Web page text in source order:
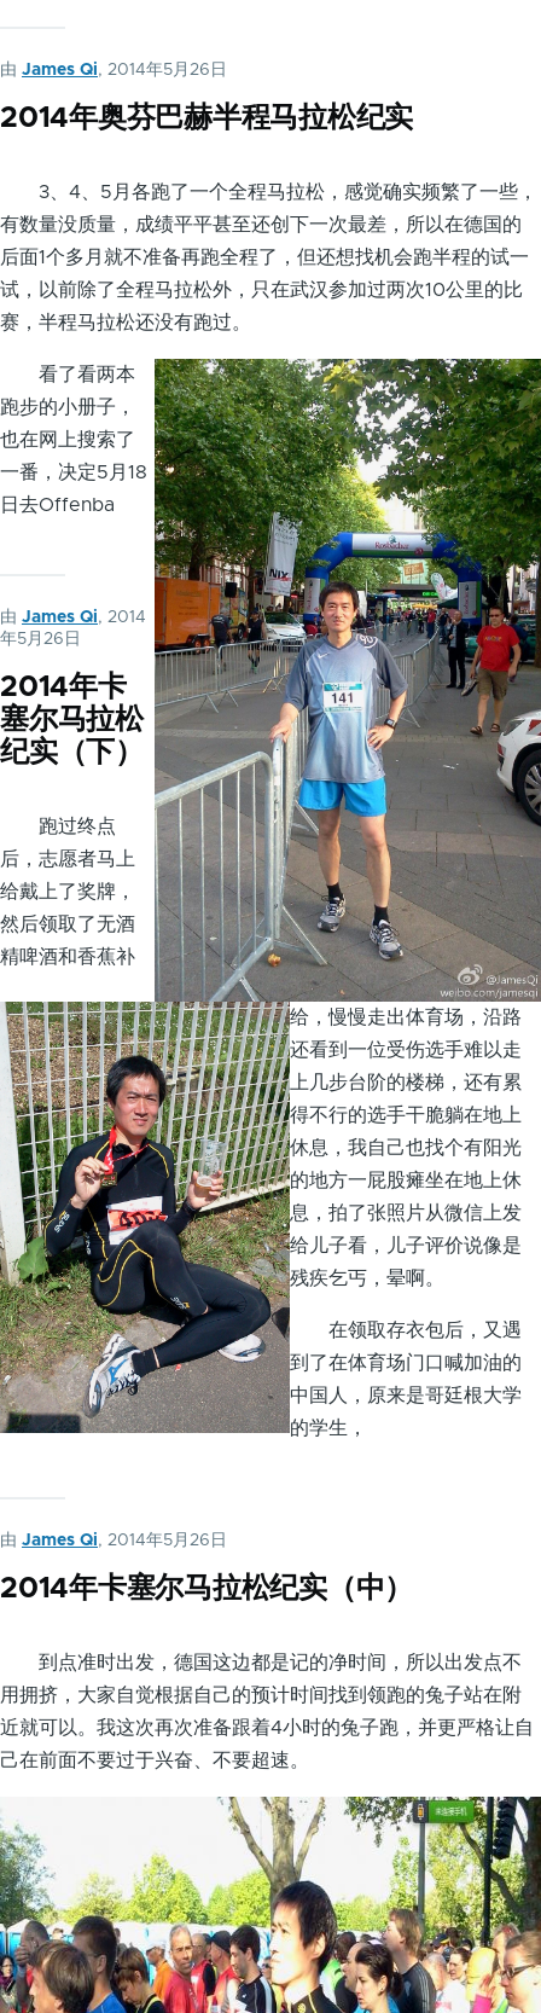
由 James Qi, 2014年5月26日
2014年奥芬巴赫半程马拉松纪实
3、4、5月各跑了一个全程马拉松，感觉确实频繁了一些，
有数量没质量，成绩平平甚至还创下一次最差，所以在德国的
后面1个多月就不准备再跑全程了，但还想找机会跑半程的试一
试，以前除了全程马拉松外，只在武汉参加过两次10公里的比
赛，半程马拉松还没有跑过。
看了看两本
跑步的小册子，
也在网上搜索了
一番，决定5月18
日去Offenba
由 James Qi, 2014
年5月26日
2014年卡
塞尔马拉松
纪实（下）
跑过终点
后，志愿者马上
给戴上了奖牌，
然后领取了无酒
精啤酒和香蕉补
给，慢慢走出体育场，沿路
还看到一位受伤选手难以走
上几步台阶的楼梯，还有累
得不行的选手干脆躺在地上
休息，我自己也找个有阳光
的地方一屁股瘫坐在地上休
息，拍了张照片从微信上发
给儿子看，儿子评价说像是
残疾乞丐，晕啊。
在领取存衣包后，又遇
到了在体育场门口喊加油的
中国人，原来是哥廷根大学
的学生，
由 James Qi, 2014年5月26日
2014年卡塞尔马拉松纪实（中）
到点准时出发，德国这边都是记的净时间，所以出发点不
用拥挤，大家自觉根据自己的预计时间找到领跑的兔子站在附
近就可以。我这次再次准备跟着4小时的兔子跑，并更严格让自
己在前面不要过于兴奋、不要超速。